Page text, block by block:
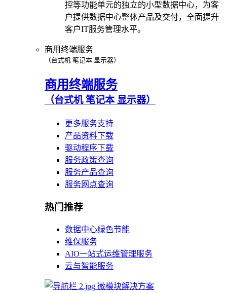
控等功能单元的独立的小型数据中心，为客
户提供数据中心整体产品及交付，全面提升
客户IT服务管理水平。
商用终端服务
（台式机 笔记本 显示器）
商用终端服务
（台式机 笔记本 显示器）
更多服务支持
产品资料下载
驱动程序下载
服务政策查询
服务产品查询
服务网点查询
热门推荐
数据中心绿色节能
维保服务
AIO一站式运维管理服务
云与智能服务
微模块解决方案